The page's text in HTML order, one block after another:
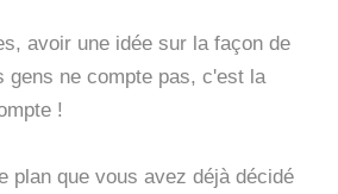
avoir une idée sur la façon de
gens ne compte pas, c'est la
!
plan que vous avez déjà décidé